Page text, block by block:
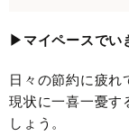
▶︎マイペースでい
日々の節約に疲れ
現状に一喜一憂す
しょう。